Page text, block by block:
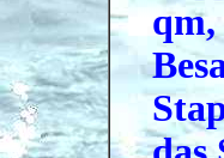
qm,